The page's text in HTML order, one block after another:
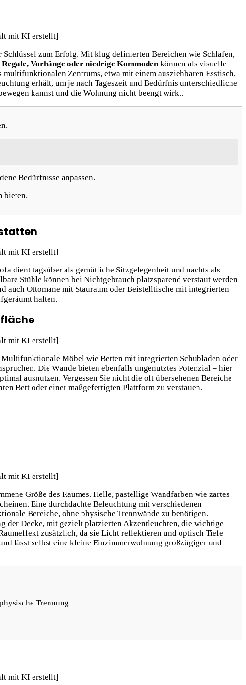
zum Erfolg. Mit klug definierten Bereichen wie Schlafen,
Vorhänge oder niedrige Kommodenkönnen als visuelle
Zentrums, etwa mit einem ausziehbaren Esstisch,
erhält, um je nach Tageszeit und Bedürfnis unterschiedliche
kannst und die Wohnung nicht beengt wirkt.
Bedürfnisse anpassen.
bieten.
dient tagsüber als gemütliche Sitzgelegenheit und nachts als
Stühle können bei Nichtgebrauch platzsparend verstaut werden
auch Ottomane mit Stauraum oder Beistelltische mit integrierten
halten.
Möbel wie Betten mit integrierten Schubladen oder
Die Wände bieten ebenfalls ungenutztes Potenzial – hier
ausnutzen. Vergessen Sie nicht die oft übersehenen Bereiche
Bett oder einer maßgefertigten Plattform zu verstauen.
Größe des Raumes. Helle, pastellige Wandfarben wie zartes
Eine durchdachte Beleuchtung mit verschiedenen
Bereiche, ohne physische Trennwände zu benötigen.
der Decke, mit gezielt platzierten Akzentleuchten, die wichtige
zusätzlich, da sie Licht reflektieren und optisch Tiefe
lässt selbst eine kleine Einzimmerwohnung großzügiger und
Trennung.